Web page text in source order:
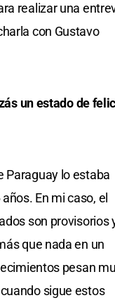
realizar una
con Gustavo
un estado de
Paraguay lo estaba
En mi caso, el
son provisorios
que nada en un
pesan
sigue estos